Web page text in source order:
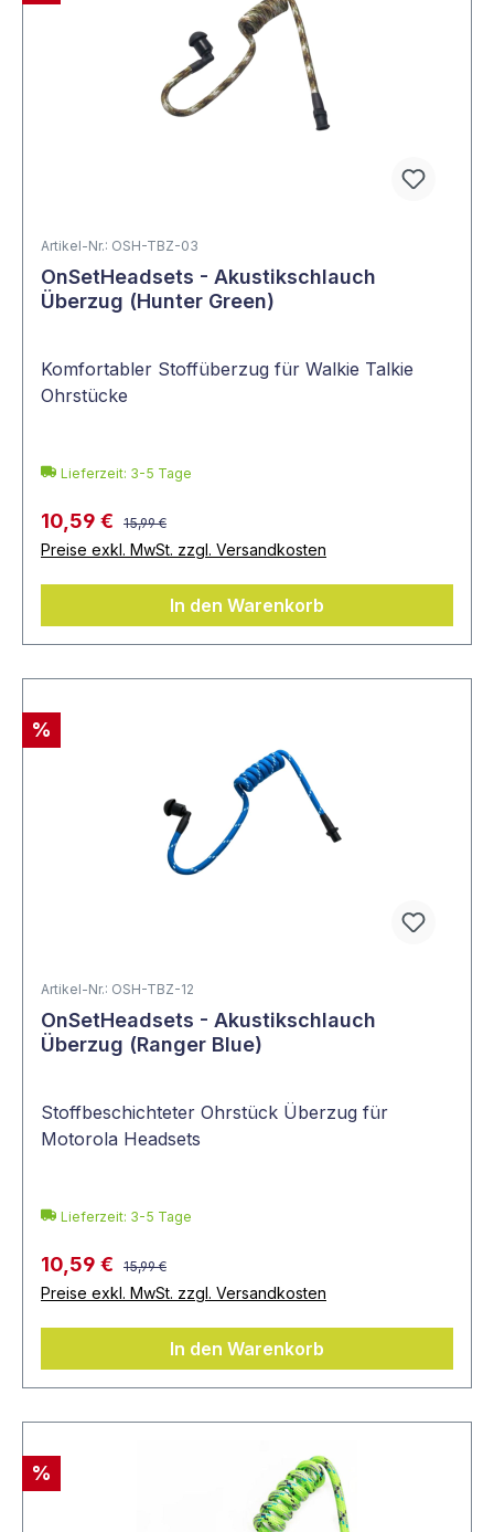
Artikel-Nr.: OSH-TBZ-03
OnSetHeadsets - Akustikschlauch
Überzug (Hunter Green)
Komfortabler Stoffüberzug für Walkie Talkie
Ohrstücke
Lieferzeit: 3-5 Tage
10,59 € 15,99 €
Preise exkl. MwSt. zzgl. Versandkosten
In den Warenkorb
%
Artikel-Nr.: OSH-TBZ-12
OnSetHeadsets - Akustikschlauch
Überzug (Ranger Blue)
Stoffbeschichteter Ohrstück Überzug für
Motorola Headsets
Lieferzeit: 3-5 Tage
10,59 € 15,99 €
Preise exkl. MwSt. zzgl. Versandkosten
In den Warenkorb
%